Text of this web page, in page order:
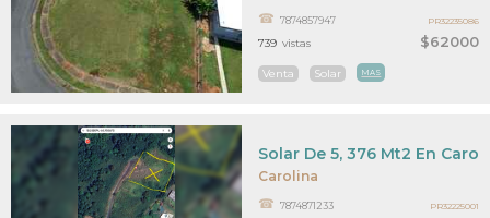
$62000
7874857947
Venta Solar MAS
739 vistas
PR32235086
Carolina
Solar De 5, 376 Mt2 En
7874871233 PR32225001